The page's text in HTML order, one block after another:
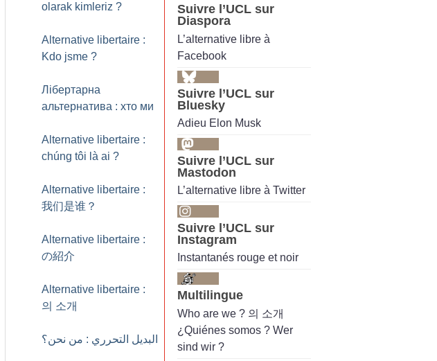
olarak kimleriz ?
Alternative libertaire :
Kdo jsme ?
Лібертарна
альтернатива : хто ми
Alternative libertaire :
chúng tôi là ai ?
Alternative libertaire :
我们是谁？
Alternative libertaire :
の紹介
Alternative libertaire :
의 소개
البديل التحرري : من نحن؟
Suivre l’UCL sur
Diaspora
L’alternative libre à
Facebook
Suivre l’UCL sur
Bluesky
Adieu Elon Musk
Suivre l’UCL sur
Mastodon
L’alternative libre à Twitter
Suivre l’UCL sur
Instagram
Instantanés rouge et noir
Multilingue
Who are we ? 의 소개
¿Quiénes somos ? Wer
sind wir ?